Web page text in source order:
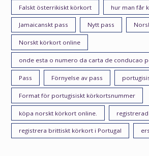
Falskt österrikiskt körkort hur man får
Jamaicanskt pass Nytt pass
Norskt körkort online
onde esta o numero da carta de conducao
Pass Förnyelse av pass
Format för portugisiskt körkortsnummer
köpa norskt körkort online.
registrera brittiskt körkort i Portugal